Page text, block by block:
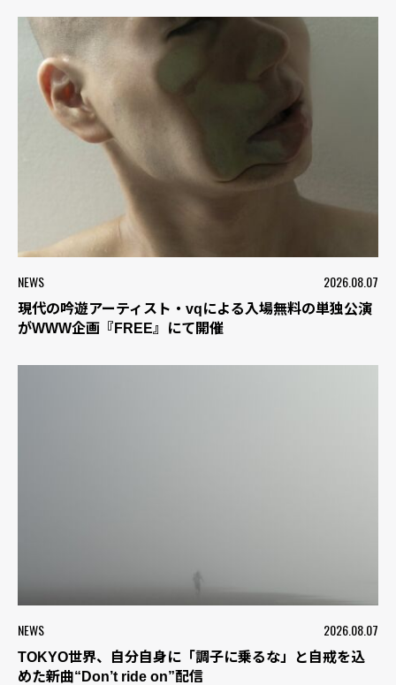
NEWS 2026.08.07
現代の吟遊アーティスト・vqによる入場無料の単独公演
がWWW企画『FREE』にて開催
NEWS 2026.08.07
TOKYO世界、自分自身に「調子に乗るな」と自戒を込
めた新曲“Don’t ride on”配信